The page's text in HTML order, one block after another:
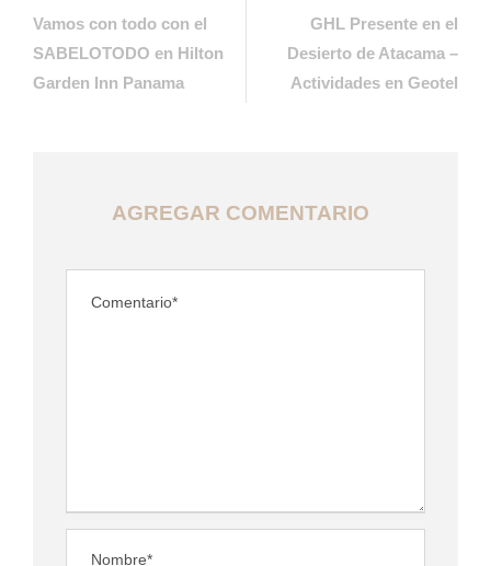
Vamos con todo con el
SABELOTODO en Hilton
Garden Inn Panama
GHL Presente en el
Desierto de Atacama –
Actividades en Geotel
AGREGAR COMENTARIO